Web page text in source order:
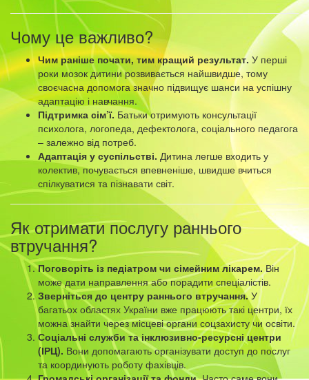
Чому це важливо?
Чим раніше почати, тим кращий результат. У перші
роки мозок дитини розвивається найшвидше, тому
своєчасна допомога значно підвищує шанси на успішну
адаптацію і навчання.
Підтримка сім’ї. Батьки отримують консультації
психолога, логопеда, дефектолога, соціального педагога
– залежно від потреб.
Адаптація у суспільстві. Дитина легше входить у
колектив, почувається впевненіше, швидше вчиться
спілкуватися та пізнавати світ.
Як отримати послугу раннього
втручання?
Поговоріть із педіатром чи сімейним лікарем.Він
може дати направлення або порадити спеціалістів.
Зверніться до центру раннього втручання. У
багатьох областях України вже працюють такі центри, їх
можна знайти через місцеві органи соцзахисту чи освіти.
Соціальні служби та інклюзивно-ресурсні центри
(ІРЦ). Вони допомагають організувати доступ до послуг
та координують роботу фахівців.